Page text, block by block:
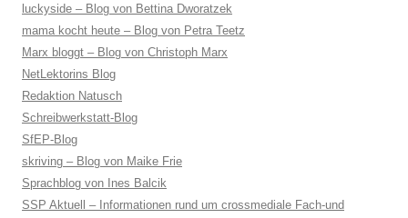
luckyside – Blog von Bettina Dworatzek
mama kocht heute – Blog von Petra Teetz
Marx bloggt – Blog von Christoph Marx
NetLektorins Blog
Redaktion Natusch
Schreibwerkstatt-Blog
SfEP-Blog
skriving – Blog von Maike Frie
Sprachblog von Ines Balcik
SSP Aktuell – Informationen rund um crossmediale Fach-und